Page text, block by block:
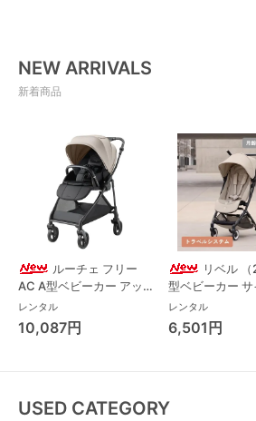
NEW ARRIVALS
新着商品
ルーチェ フリー
AC A型ベビーカー アッ
プリカ(Aprica) A型ベビ
ーカー アップリカ
(Aprica)
レンタル
10,087円
リベル
型ベビーカー サ
ス(cybex)
レンタル
6,501円
USED CATEGORY